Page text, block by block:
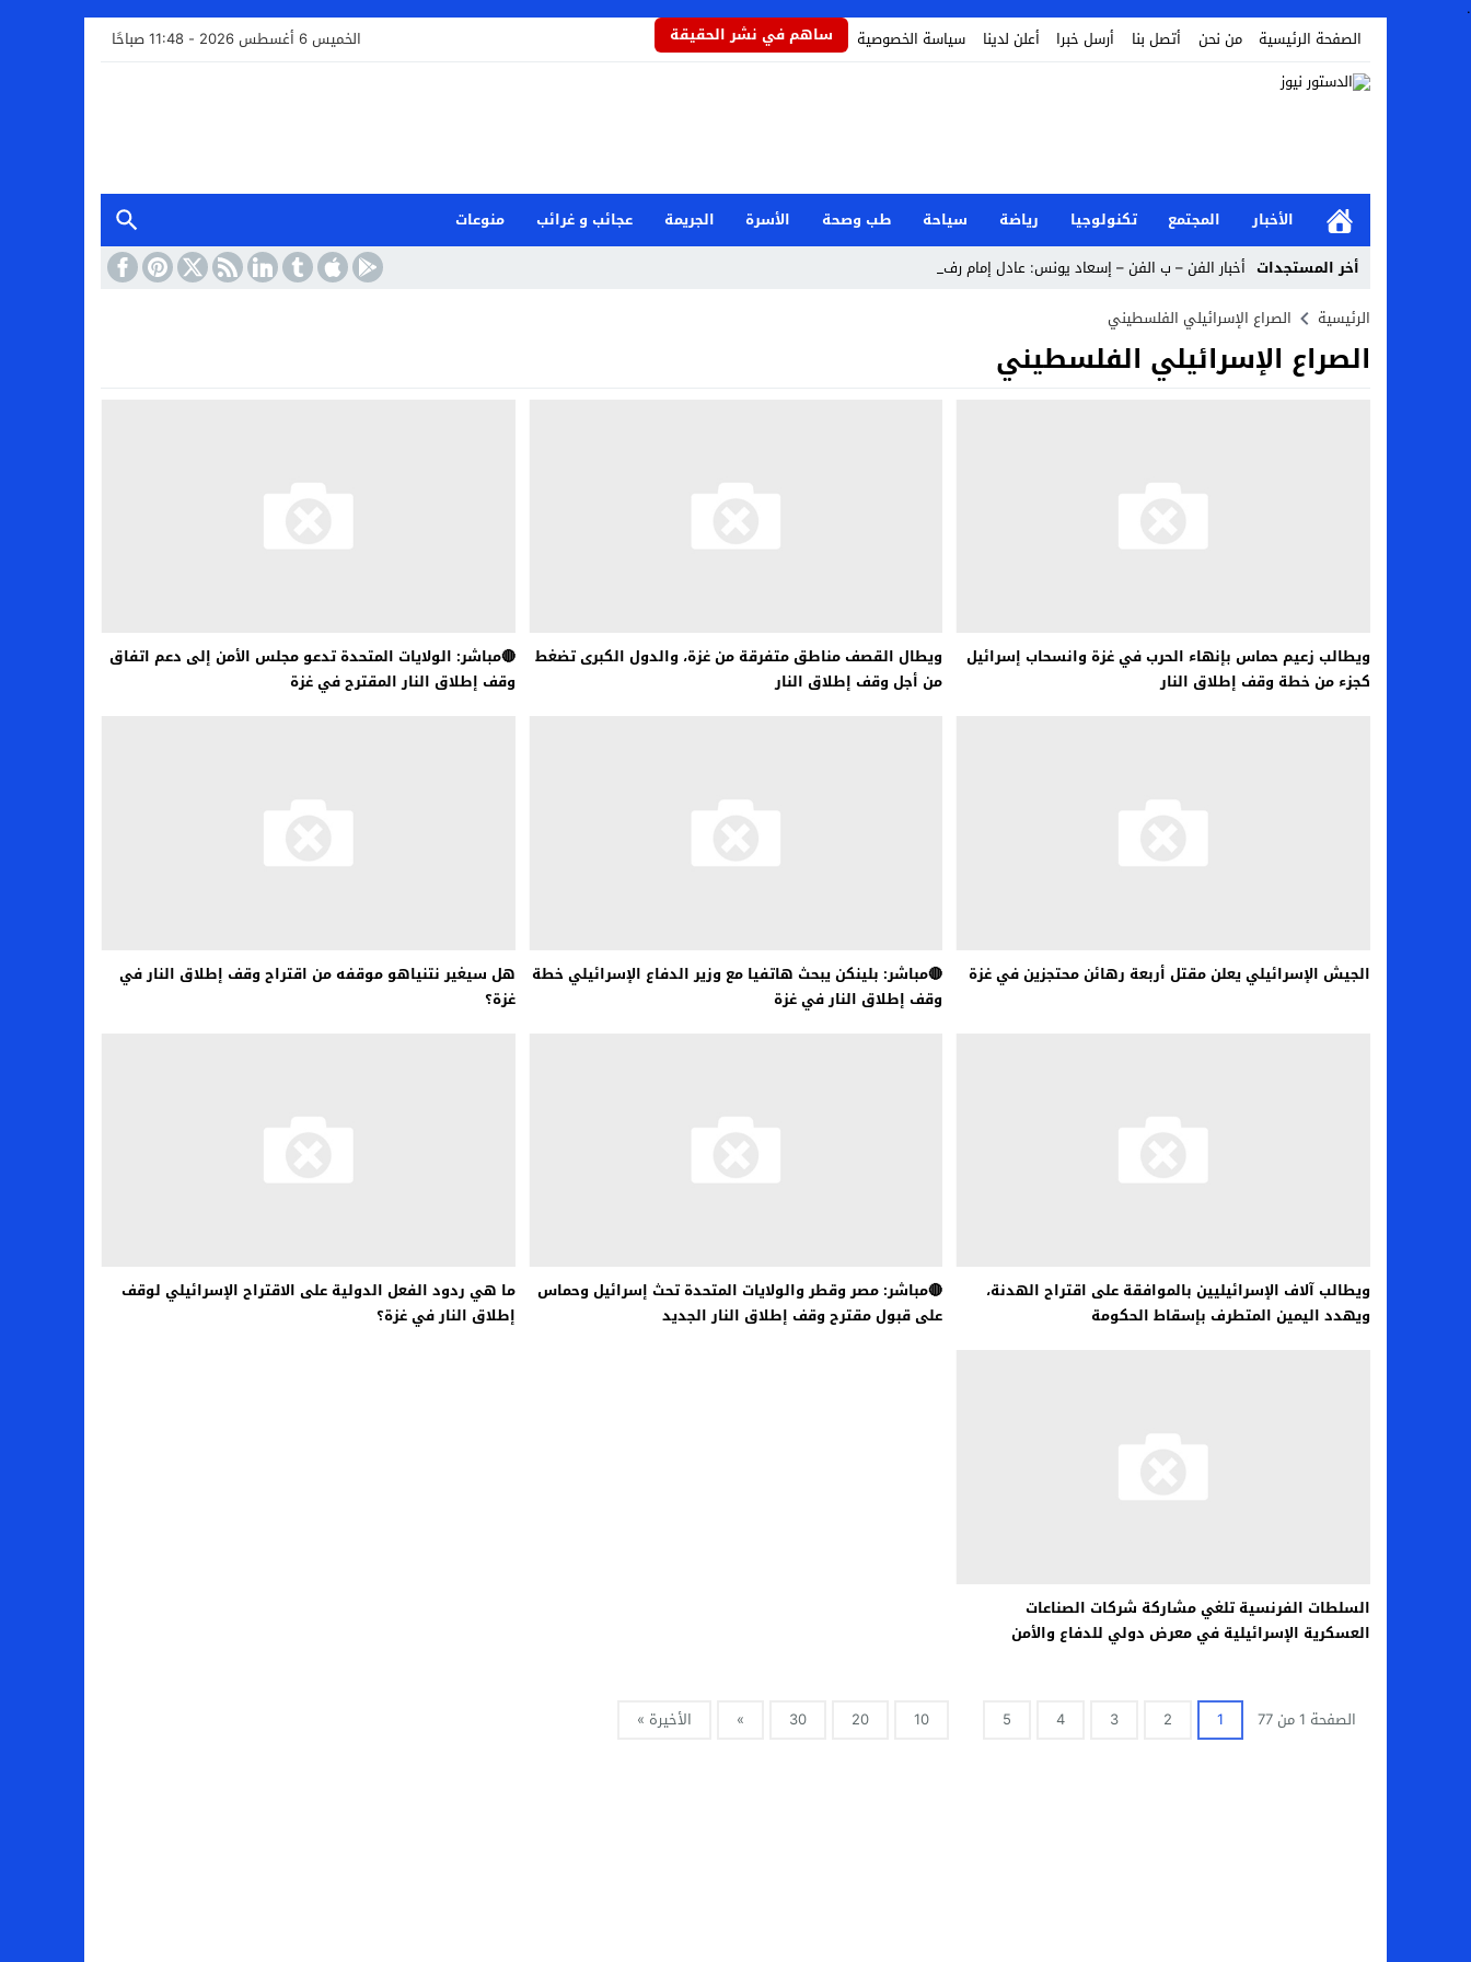
.
الصفحة الرئيسية
من نحن أتصل بنا أرسل خبرا أعلن لدينا سياسة الخصوصية ساهم في نشر الحقيقة الخميس 6 أغسطس 2026 - 11:48 صباحًا
الأخبار المجتمع تكنولوجيا رياضة سياحة طب وصحة الأسرة الجريمة عجائب و غرائب
منوعات
أخر المستجدات أخبار الفن – ب الفن – إسعاد يونس: عادل إمام رفض دور _
Stop
Previous
الرئيسية الصراع الإسرائيلي الفلسطيني
الصراع الإسرائيلي الفلسطيني
ويطالب زعيم حماس بإنهاء الحرب في غزة وانسحاب إسرائيل
كجزء من خطة وقف إطلاق النار
ويطال القصف مناطق متفرقة من غزة، والدول الكبرى تضغط
من أجل وقف إطلاق النار
🔴مباشر: الولايات المتحدة تدعو مجلس الأمن إلى دعم اتفاق
وقف إطلاق النار المقترح في غزة
الجيش الإسرائيلي يعلن مقتل أربعة رهائن محتجزين في غزة
🔴مباشر: بلينكن يبحث هاتفيا مع وزير الدفاع الإسرائيلي خطة
وقف إطلاق النار في غزة
هل سيغير نتنياهو موقفه من اقتراح وقف إطلاق النار في
غزة؟
ويطالب آلاف الإسرائيليين بالموافقة على اقتراح الهدنة،
ويهدد اليمين المتطرف بإسقاط الحكومة
🔴مباشر: مصر وقطر والولايات المتحدة تحث إسرائيل وحماس
على قبول مقترح وقف إطلاق النار الجديد
ما هي ردود الفعل الدولية على الاقتراح الإسرائيلي لوقف
إطلاق النار في غزة؟
السلطات الفرنسية تلغي مشاركة شركات الصناعات
العسكرية الإسرائيلية في معرض دولي للدفاع والأمن
الصفحة 1 من 77 1
2
3
4
5
10
20
30
» الأخيرة »